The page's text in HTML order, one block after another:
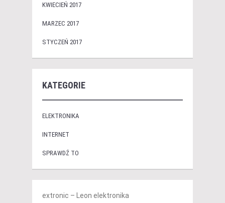
KWIECIEŃ 2017
MARZEC 2017
STYCZEŃ 2017
KATEGORIE
ELEKTRONIKA
INTERNET
SPRAWDŹ TO
extronic – Leon elektronika